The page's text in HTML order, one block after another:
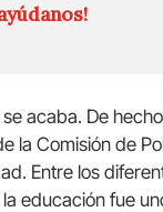
acaba. De
la Comisión de
Entre los
educación fue